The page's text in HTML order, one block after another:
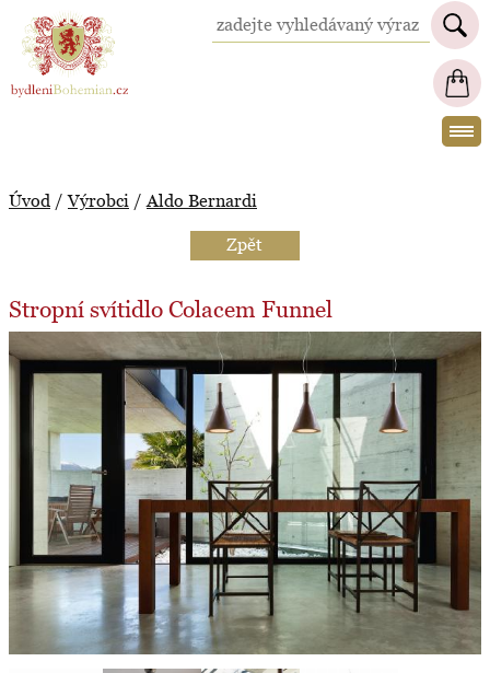
BydleniBohemian.cz
Úvod /Výrobci /Aldo Bernardi
Zpět
Stropní svítidlo Colacem Funnel